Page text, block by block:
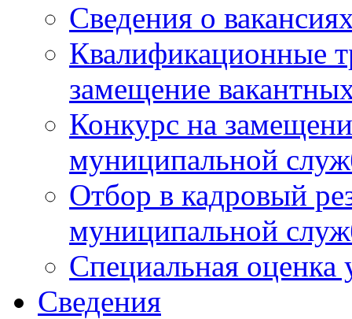
Сведения о
Квалификационные
замещение
Конкурс на
муниципальной
Отбор в кадровый
муниципальной
Специальная оценка
Сведения